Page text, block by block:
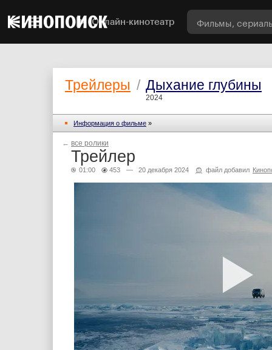
Онлайн-кинотеатр
Трейлеры / Дыхание глубины
2024
Информация о фильме »
← все ролики
Трейлер
01:00 453 — 20 декабря 2024 файл добавил